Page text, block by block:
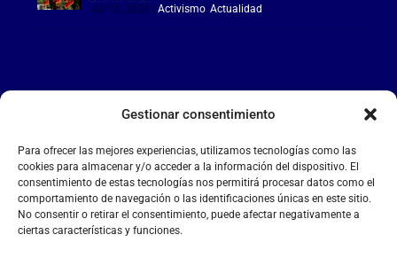
Gestionar consentimiento
Para ofrecer las mejores experiencias, utilizamos tecnologías como las
cookies para almacenar y/o acceder a la información del dispositivo. El
consentimiento de estas tecnologías nos permitirá procesar datos como el
comportamiento de navegación o las identificaciones únicas en este sitio.
No consentir o retirar el consentimiento, puede afectar negativamente a
ciertas características y funciones.
Jul 15, 2026 |Activismo,Actualidad
LA FALANGE
Reproductor
de
vídeo